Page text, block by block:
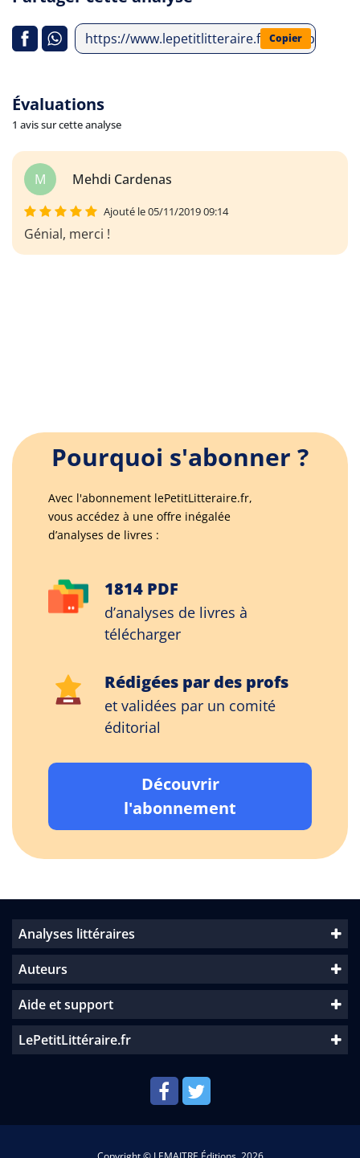
https://www.lepetitlitteraire.fr/index.php/
Copier
Évaluations
1 avis sur cette analyse
M Mehdi Cardenas
Ajouté le 05/11/2019 09:14
Génial, merci !
Pourquoi s'abonner ?
Avec l'abonnement lePetitLitteraire.fr,
vous accédez à une offre inégalée
d’analyses de livres :
1814 PDF
d’analyses de livres à
télécharger
Rédigées par des profs
et validées par un comité
éditorial
Découvrir
l'abonnement
Analyses littéraires
Auteurs
Aide et support
LePetitLittéraire.fr